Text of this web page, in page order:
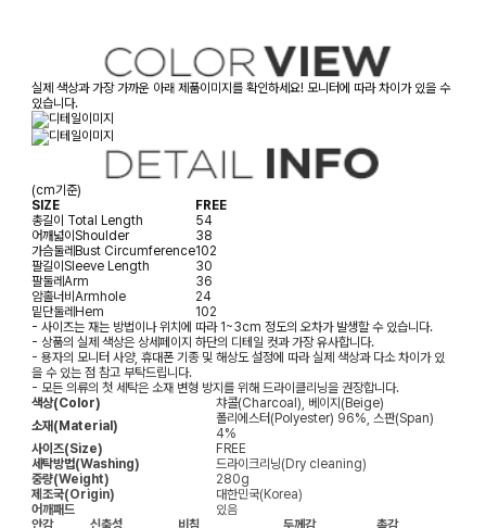
실제 색상과 가장 가까운 아래 제품이미지를 확인하세요! 모니터에 따라 차이가 있을 수
있습니다.
(cm기준)
SIZE
FREE
총길이 Total Length
54
어깨넓이Shoulder
38
가슴둘레Bust Circumference102
팔길이Sleeve Length
30
팔둘레Arm
36
암홀너비Armhole
24
밑단둘레Hem
102
- 사이즈는 재는 방법이나 위치에 따라 1~3cm 정도의 오차가 발생할 수 있습니다.
- 상품의 실제 색상은 상세페이지 하단의 디테일 컷과 가장 유사합니다.
- 용자의 모니터 사양, 휴대폰 기종 및 해상도 설정에 따라 실제 색상과 다소 차이가 있
을 수 있는 점 참고 부탁드립니다.
- 모든 의류의 첫 세탁은 소재 변형 방지를 위해 드라이클리닝을 권장합니다.
색상(Color)
챠콜(Charcoal), 베이지(Beige)
소재(Material)
폴리에스터(Polyester) 96%, 스판(Span)
4%
사이즈(Size)
FREE
세탁방법(Washing)
드라이크리닝(Dry cleaning)
중량(Weight)
280g
제조국(Origin)
대한민국(Korea)
어깨패드
있음
안감
신축성
비침
두께감
촉감